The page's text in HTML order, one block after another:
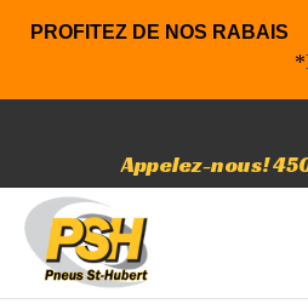
PROFITEZ DE NOS RABAIS
Appelez-nous!